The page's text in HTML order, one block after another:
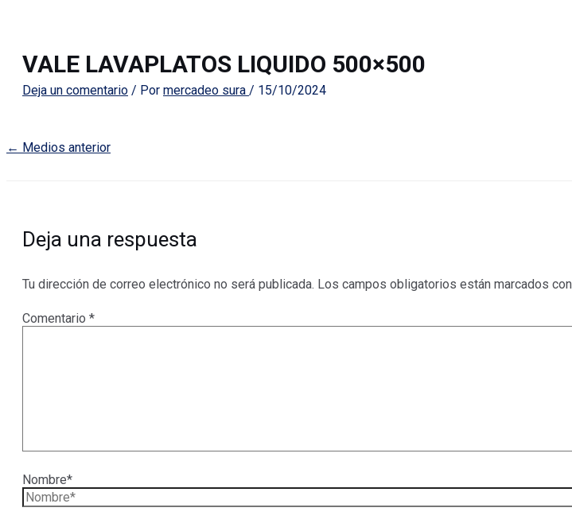
VALE LAVAPLATOS LIQUIDO 500×500
Deja un comentario / Por mercadeo sura / 15/10/2024
← Medios anterior
Deja una respuesta
Tu dirección de correo electrónico no será publicada. Los campos obligatorios están marcados con
Comentario *
Nombre*